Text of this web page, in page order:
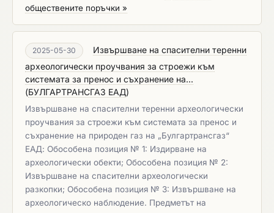
обществените поръчки »
2025-05-30
Извършване на спасителни теренни
археологически проучвания за строежи към
системата за пренос и съхранение на...
(БУЛГАРТРАНСГАЗ ЕАД)
Извършване на спасителни теренни археологически
проучвания за строежи към системата за пренос и
съхранение на природен газ на „Булгартрансгаз“
ЕАД: Обособена позиция № 1: Издирване на
археологически обекти; Обособена позиция № 2:
Извършване на спасителни археологически
разкопки; Обособена позиция № 3: Извършване на
археологическо наблюдение. ​​​​​​​Предметът на